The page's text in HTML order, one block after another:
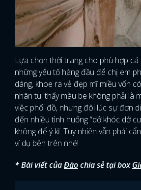
Lựa chọn thời trang cho phù hợp
những yếu tố hàng đầu để chị em
dáng, khoe ra vẻ đẹp mĩ miều vốn
nhân tui thấy màu be không phải là
việc phối đồ, nhưng đôi lúc sự đơn
đến nhiều tình huống “dở khóc dở
không để ý kĩ. Tuy nhiên vẫn phải
ví dụ bên trên nhé!
* Bài viết củaĐàochia sẻ tại box